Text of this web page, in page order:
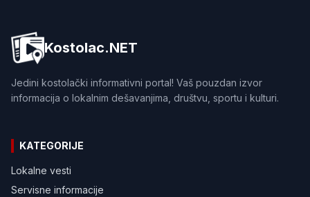
Kostolac.NET
Jedini kostolački informativni portal! Vaš pouzdan izvor
informacija o lokalnim dešavanjima, društvu, sportu i kulturi.
KATEGORIJE
Lokalne vesti
Servisne informacije